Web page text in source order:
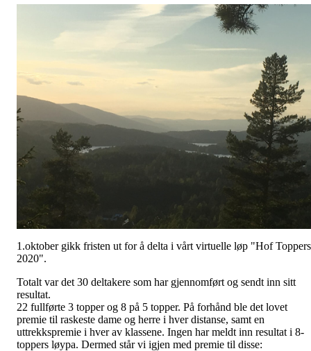
1.oktober gikk fristen ut for å delta i vårt virtuelle løp "Hof Toppers
2020".
Totalt var det 30 deltakere som har gjennomført og sendt inn sitt
resultat.
22 fullførte 3 topper og 8 på 5 topper. På forhånd ble det lovet
premie til raskeste dame og herre i hver distanse, samt en
uttrekkspremie i hver av klassene. Ingen har meldt inn resultat i 8-
toppers løypa. Dermed står vi igjen med premie til disse: